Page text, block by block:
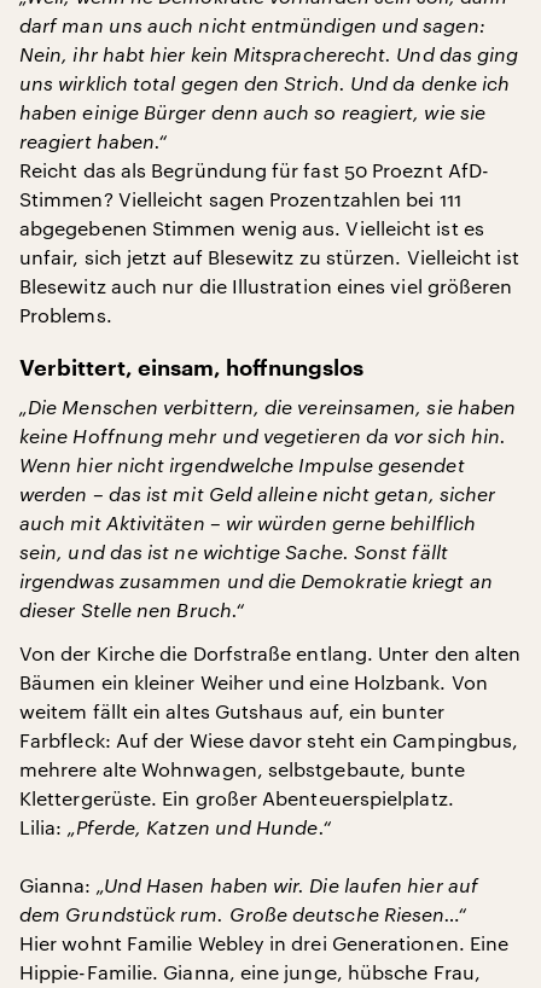
darf man uns auch nicht entmündigen und sagen:
Nein, ihr habt hier kein Mitspracherecht. Und das ging
uns wirklich total gegen den Strich. Und da denke ich
haben einige Bürger denn auch so reagiert, wie sie
reagiert haben.“
Reicht das als Begründung für fast 50 Proeznt AfD-
Stimmen? Vielleicht sagen Prozentzahlen bei 111
abgegebenen Stimmen wenig aus. Vielleicht ist es
unfair, sich jetzt auf Blesewitz zu stürzen. Vielleicht ist
Blesewitz auch nur die Illustration eines viel größeren
Problems.
Verbittert, einsam, hoffnungslos
„Die Menschen verbittern, die vereinsamen, sie haben
keine Hoffnung mehr und vegetieren da vor sich hin.
Wenn hier nicht irgendwelche Impulse gesendet
werden – das ist mit Geld alleine nicht getan, sicher
auch mit Aktivitäten – wir würden gerne behilflich
sein, und das ist ne wichtige Sache. Sonst fällt
irgendwas zusammen und die Demokratie kriegt an
dieser Stelle nen Bruch.“
Von der Kirche die Dorfstraße entlang. Unter den alten
Bäumen ein kleiner Weiher und eine Holzbank. Von
weitem fällt ein altes Gutshaus auf, ein bunter
Farbfleck: Auf der Wiese davor steht ein Campingbus,
mehrere alte Wohnwagen, selbstgebaute, bunte
Klettergerüste. Ein großer Abenteuerspielplatz.
Lilia: „Pferde, Katzen und Hunde.“
Gianna: „Und Hasen haben wir. Die laufen hier auf
dem Grundstück rum. Große deutsche Riesen…“
Hier wohnt Familie Webley in drei Generationen. Eine
Hippie-Familie. Gianna, eine junge, hübsche Frau,